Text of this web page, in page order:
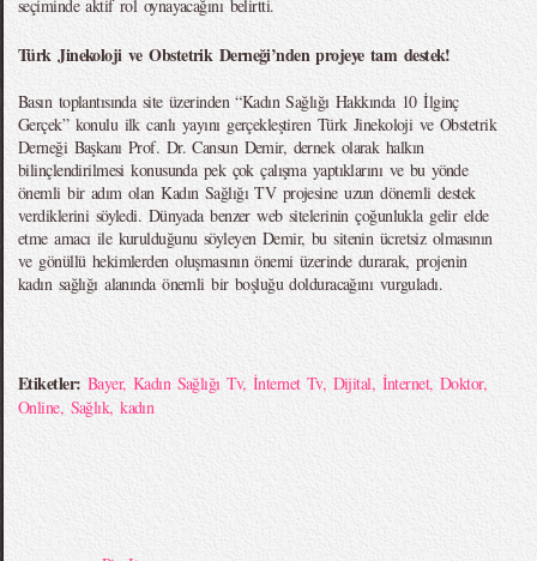
seçiminde aktif rol oynayacağını belirtti.
Türk Jinekoloji ve Obstetrik Derneği’nden projeye tam destek!
Basın toplantısında site üzerinden “Kadın Sağlığı Hakkında 10 İlginç
Gerçek” konulu ilk canlı yayını gerçekleştiren Türk Jinekoloji ve Obstetrik
Derneği Başkanı Prof. Dr. Cansun Demir, dernek olarak halkın
bilinçlendirilmesi konusunda pek çok çalışma yaptıklarını ve bu yönde
önemli bir adım olan Kadın Sağlığı TV projesine uzun dönemli destek
verdiklerini söyledi. Dünyada benzer web sitelerinin çoğunlukla gelir elde
etme amacı ile kurulduğunu söyleyen Demir, bu sitenin ücretsiz olmasının
ve gönüllü hekimlerden oluşmasının önemi üzerinde durarak, projenin
kadın sağlığı alanında önemli bir boşluğu dolduracağını vurguladı.
Etiketler: Bayer, Kadın Sağlığı Tv, İnternet Tv, Dijital, İnternet,Doktor,
Online, Sağlık,kadın